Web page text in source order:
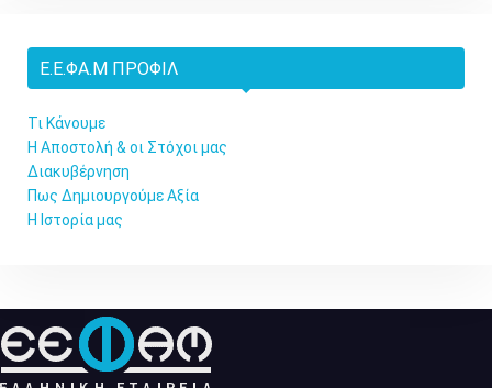
Ε.Ε.ΦΑ.Μ ΠΡΟΦΊΛ
Τι Κάνουμε
Η Αποστολή & οι Στόχοι μας
Διακυβέρνηση
Πως Δημιουργούμε Αξία
Η Ιστορία μας